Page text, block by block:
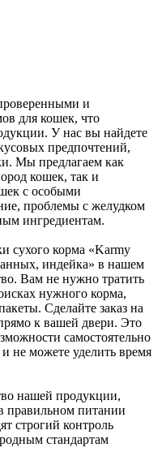
и
для кошек, что
У нас вы найдете
предпочтений,
Мы предлагаем как
кошек, так и
с особыми
проблемы с желудком
ингредиентам.
сухого корма «Karmy
индейка» в нашем
Вам не нужно тратить
нужного корма,
Сделайте заказ на
к вашей двери. Это
самостоятельно
не можете уделить время
нашей продукции,
правильном питании
строгий контроль
стандартам